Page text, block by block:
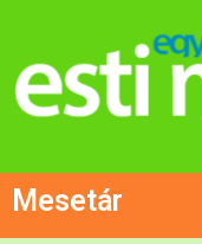
Mesetár